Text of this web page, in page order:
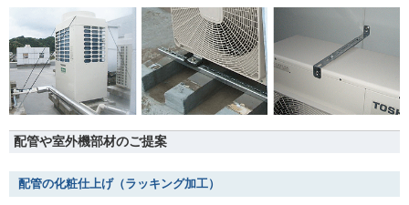
配管や室外機部材のご提案
配管の化粧仕上げ（ラッキング加工）